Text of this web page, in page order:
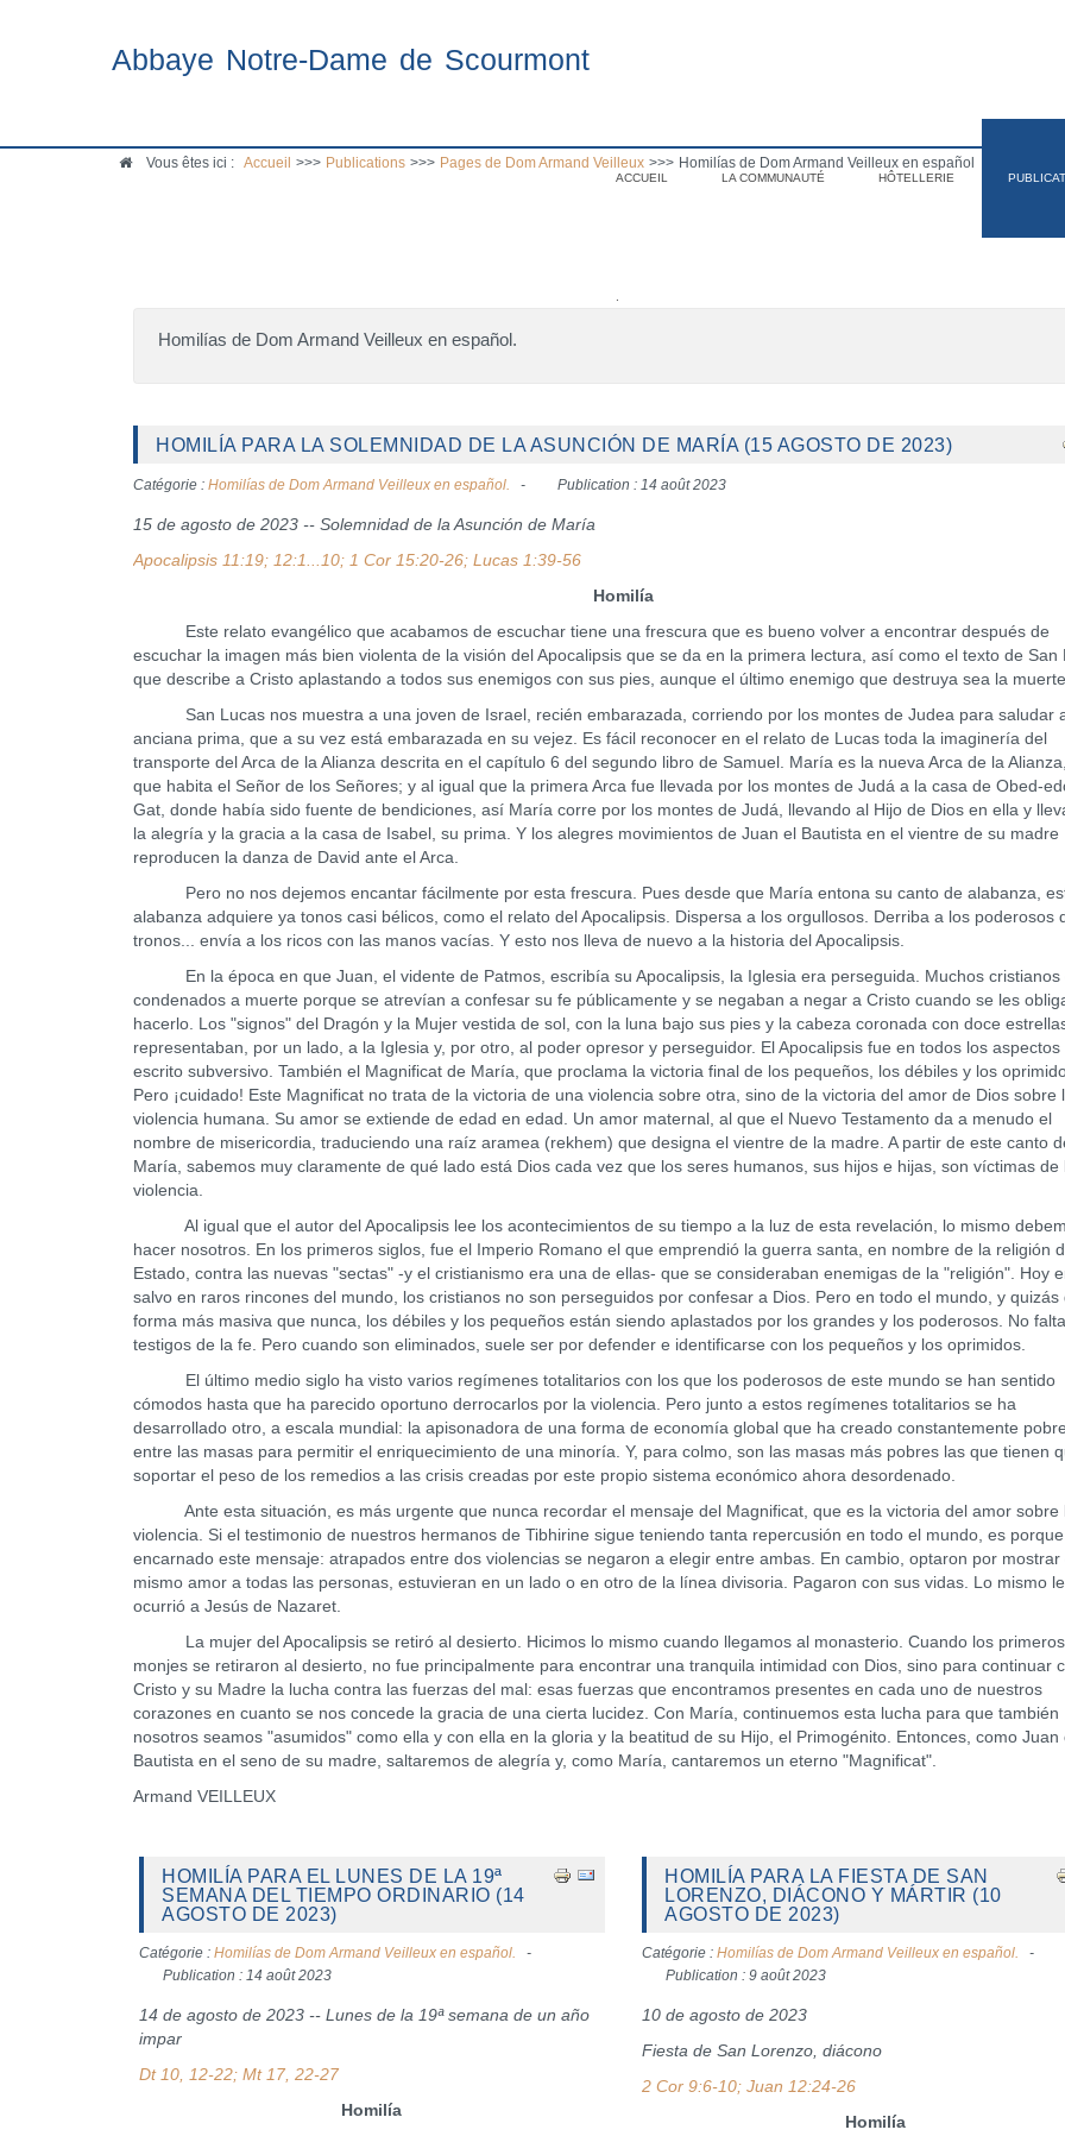
Abbaye Notre-Dame de Scourmont
ACCUEIL LA COMMUNAUTÉ HÔTELLERIE
Vous êtes ici : Accueil >>> Publications >>> Pages de Dom Armand Veilleux >>> Homilías de Dom Armand Veilleux en español
Homilías de Dom Armand Veilleux en español.
HOMILÍA PARA LA SOLEMNIDAD DE LA ASUNCIÓN DE MARÍA (15 AGOSTO DE 2023)
Catégorie : Homilías de Dom Armand Veilleux en español. Publication : 14 août 2023
15 de agosto de 2023 -- Solemnidad de la Asunción de María
Apocalipsis 11:19; 12:1...10; 1 Cor 15:20-26; Lucas 1:39-56
Homilía
Este relato evangélico que acabamos de escuchar tiene una frescura que es bueno volver a encontrar después de
escuchar la imagen más bien violenta de la visión del Apocalipsis que se da en la primera lectura, así como el texto de San
que describe a Cristo aplastando a todos sus enemigos con sus pies, aunque el último enemigo que destruya sea la
San Lucas nos muestra a una joven de Israel, recién embarazada, corriendo por los montes de Judea para saludar
anciana prima, que a su vez está embarazada en su vejez. Es fácil reconocer en el relato de Lucas toda la imaginería del
transporte del Arca de la Alianza descrita en el capítulo 6 del segundo libro de Samuel. María es la nueva Arca de la
que habita el Señor de los Señores; y al igual que la primera Arca fue llevada por los montes de Judá a la casa de Obed-
Gat, donde había sido fuente de bendiciones, así María corre por los montes de Judá, llevando al Hijo de Dios en ella y
la alegría y la gracia a la casa de Isabel, su prima. Y los alegres movimientos de Juan el Bautista en el vientre de su madre
reproducen la danza de David ante el Arca.
Pero no nos dejemos encantar fácilmente por esta frescura. Pues desde que María entona su canto de alabanza,
alabanza adquiere ya tonos casi bélicos, como el relato del Apocalipsis. Dispersa a los orgullosos. Derriba a los poderosos
tronos... envía a los ricos con las manos vacías. Y esto nos lleva de nuevo a la historia del Apocalipsis.
En la época en que Juan, el vidente de Patmos, escribía su Apocalipsis, la Iglesia era perseguida. Muchos cristianos
condenados a muerte porque se atrevían a confesar su fe públicamente y se negaban a negar a Cristo cuando se les
hacerlo. Los "signos" del Dragón y la Mujer vestida de sol, con la luna bajo sus pies y la cabeza coronada con doce
representaban, por un lado, a la Iglesia y, por otro, al poder opresor y perseguidor. El Apocalipsis fue en todos los aspectos
escrito subversivo. También el Magnificat de María, que proclama la victoria final de los pequeños, los débiles y los
Pero ¡cuidado! Este Magnificat no trata de la victoria de una violencia sobre otra, sino de la victoria del amor de Dios sobre
violencia humana. Su amor se extiende de edad en edad. Un amor maternal, al que el Nuevo Testamento da a menudo el
nombre de misericordia, traduciendo una raíz aramea (rekhem) que designa el vientre de la madre. A partir de este canto
María, sabemos muy claramente de qué lado está Dios cada vez que los seres humanos, sus hijos e hijas, son víctimas de
violencia.
Al igual que el autor del Apocalipsis lee los acontecimientos de su tiempo a la luz de esta revelación, lo mismo
hacer nosotros. En los primeros siglos, fue el Imperio Romano el que emprendió la guerra santa, en nombre de la religión
Estado, contra las nuevas "sectas" -y el cristianismo era una de ellas- que se consideraban enemigas de la "religión". Hoy
salvo en raros rincones del mundo, los cristianos no son perseguidos por confesar a Dios. Pero en todo el mundo, y quizás
forma más masiva que nunca, los débiles y los pequeños están siendo aplastados por los grandes y los poderosos. No
testigos de la fe. Pero cuando son eliminados, suele ser por defender e identificarse con los pequeños y los oprimidos.
El último medio siglo ha visto varios regímenes totalitarios con los que los poderosos de este mundo se han sentido
cómodos hasta que ha parecido oportuno derrocarlos por la violencia. Pero junto a estos regímenes totalitarios se ha
desarrollado otro, a escala mundial: la apisonadora de una forma de economía global que ha creado constantemente
entre las masas para permitir el enriquecimiento de una minoría. Y, para colmo, son las masas más pobres las que tienen
soportar el peso de los remedios a las crisis creadas por este propio sistema económico ahora desordenado.
Ante esta situación, es más urgente que nunca recordar el mensaje del Magnificat, que es la victoria del amor sobre
violencia. Si el testimonio de nuestros hermanos de Tibhirine sigue teniendo tanta repercusión en todo el mundo, es
encarnado este mensaje: atrapados entre dos violencias se negaron a elegir entre ambas. En cambio, optaron por mostrar
mismo amor a todas las personas, estuvieran en un lado o en otro de la línea divisoria. Pagaron con sus vidas. Lo mismo le
ocurrió a Jesús de Nazaret.
La mujer del Apocalipsis se retiró al desierto. Hicimos lo mismo cuando llegamos al monasterio. Cuando los primeros
monjes se retiraron al desierto, no fue principalmente para encontrar una tranquila intimidad con Dios, sino para continuar
Cristo y su Madre la lucha contra las fuerzas del mal: esas fuerzas que encontramos presentes en cada uno de nuestros
corazones en cuanto se nos concede la gracia de una cierta lucidez. Con María, continuemos esta lucha para que también
nosotros seamos "asumidos" como ella y con ella en la gloria y la beatitud de su Hijo, el Primogénito. Entonces, como Juan
Bautista en el seno de su madre, saltaremos de alegría y, como María, cantaremos un eterno "Magnificat".
Armand VEILLEUX
HOMILÍA PARA EL LUNES DE LA 19ª
SEMANA DEL TIEMPO ORDINARIO (14
AGOSTO DE 2023)
Catégorie : Homilías de Dom Armand Veilleux en español.
Publication : 14 août 2023
14 de agosto de 2023 -- Lunes de la 19ª semana de un año
impar
Dt 10, 12-22; Mt 17, 22-27
Homilía
HOMILÍA PARA LA FIESTA DE SAN
LORENZO, DIÁCONO Y MÁRTIR (10
AGOSTO DE 2023)
Catégorie :Homilías de Dom Armand Veilleux en español.
Publication : 9 août 2023
10 de agosto de 2023
Fiesta de San Lorenzo, diácono
2 Cor 9:6-10; Juan 12:24-26
Homilía